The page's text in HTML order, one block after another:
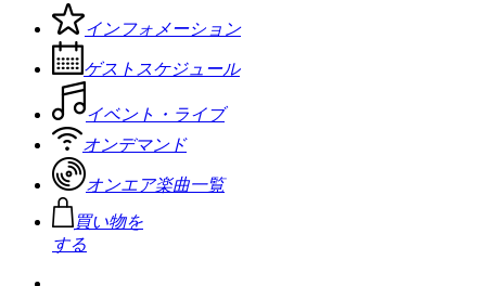
インフォメーション
ゲストスケジュール
イベント・ライブ
オンデマンド
オンエア楽曲一覧
買い物を
する